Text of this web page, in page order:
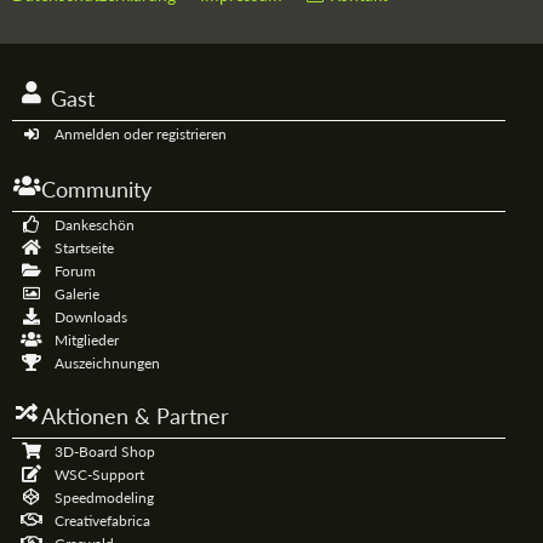
Gast
Anmelden oder registrieren
Community
Dankeschön
Startseite
Forum
Galerie
Downloads
Mitglieder
Auszeichnungen
Aktionen & Partner
3D-Board Shop
WSC-Support
Speedmodeling
Creativefabrica